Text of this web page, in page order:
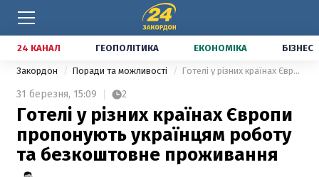
24 КАНАЛ ГЕОПОЛІТИКА ЕКОНОМІКА БІЗНЕС
Закордон Поради та можливості Готелі у різних країнах Європи пропонують українцям роботу та безкоштовне проживання
31 березня, 15:09 2
Готелі у різних країнах Європи
пропонують українцям роботу
та безкоштовне проживання